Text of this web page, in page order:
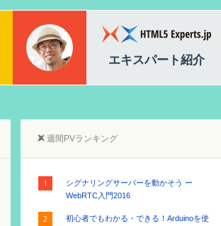
加藤拓明 白石 俊平
HTML5 Experts.jp編集長
エキスパート紹介
週間PVランキング
シグナリングサーバーを動かそう ー
WebRTC入門2016
初心者でもわかる・できる！Arduinoを使